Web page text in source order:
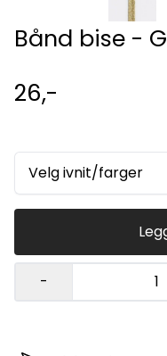
Bånd bise -
26,-
Velg ivnit/farger
-